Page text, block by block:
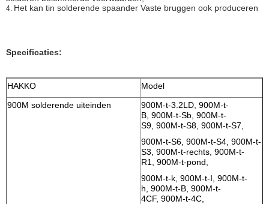
4. Het kan tin solderende spaander Vaste bruggen ook produceren
Specificaties:
HAKKO
Model
900M solderende uiteinden
900M-t-3.2LD, 900M-t-
B, 900M-t-Sb, 900M-t-
S9, 900M-t-S8, 900M-t-S7,
900M-t-S6, 900M-t-S4, 900M-t-
S3, 900M-t-rechts, 900M-t-
R1, 900M-t-pond,
900M-t-k, 900M-t-I, 900M-t-
h, 900M-t-B, 900M-t-
4CF, 900M-t-4C,